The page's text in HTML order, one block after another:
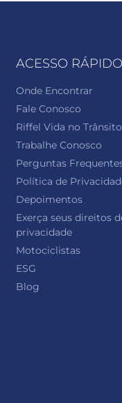
ACESSO RÁPIDO
Onde Encontrar
Fale Conosco
Riffel Vida no Trânsito
Trabalhe Conosco
Perguntas
Política de
Depoimentos
Exerça seus direitos
privacidade
Motociclistas
ESG
Blog